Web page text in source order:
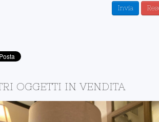
Invia
OGGETTI IN VENDITA